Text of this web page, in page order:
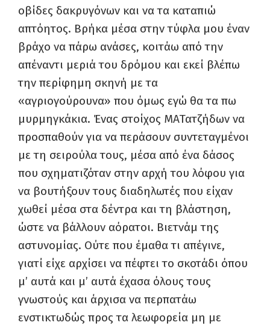
οβίδες δακρυγόνων και να τα καταπιώ
απτόητος. Βρήκα μέσα στην τύφλα μου έναν
βράχο να πάρω ανάσες, κοιτάω από την
απέναντι μεριά του δρόμου και εκεί βλέπω
την περίφημη σκηνή με τα
«αγριογούρουνα» που όμως εγώ θα τα πω
μυρμηγκάκια. Ένας στοίχος ΜΑΤατζήδων να
προσπαθούν για να περάσουν συντεταγμένοι
με τη σειρούλα τους, μέσα από ένα δάσος
που σχηματιζόταν στην αρχή του λόφου για
να βουτήξουν τους διαδηλωτές που είχαν
χωθεί μέσα στα δέντρα και τη βλάστηση,
ώστε να βάλλουν αόρατοι. Βιετνάμ της
αστυνομίας. Ούτε που έμαθα τι απέγινε,
γιατί είχε αρχίσει να πέφτει το σκοτάδι όπου
μ’ αυτά και μ’ αυτά έχασα όλους τους
γνωστούς και άρχισα να περπατάω
ενστικτωδώς προς τα λεωφορεία μη με